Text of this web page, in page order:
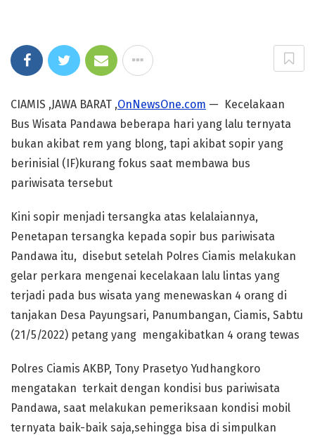
CIAMIS ,JAWA BARAT ,OnNewsOne.com — Kecelakaan
Bus Wisata Pandawa beberapa hari yang lalu ternyata
bukan akibat rem yang blong, tapi akibat sopir yang
berinisial (IF)kurang fokus saat membawa bus
pariwisata tersebut
Kini sopir menjadi tersangka atas kelalaiannya,
Penetapan tersangka kepada sopir bus pariwisata
Pandawa itu, disebut setelah Polres Ciamis melakukan
gelar perkara mengenai kecelakaan lalu lintas yang
terjadi pada bus wisata yang menewaskan 4 orang di
tanjakan Desa Payungsari, Panumbangan, Ciamis, Sabtu
(21/5/2022) petang yang mengakibatkan 4 orang tewas
Polres Ciamis AKBP, Tony Prasetyo Yudhangkoro
mengatakan terkait dengan kondisi bus pariwisata
Pandawa, saat melakukan pemeriksaan kondisi mobil
ternyata baik-baik saja,sehingga bisa di simpulkan